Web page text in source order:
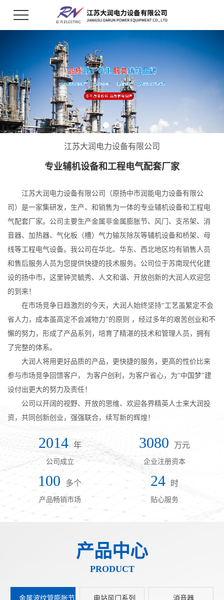
江苏大润电力设备有限公司
专业辅机设备和工程电气配套厂家
江苏大润电力设备有限公司（原扬中市润能电力设备有限公
司）是一家集研发，生产、和销售为一体的专业辅机设备和工程电
气配套厂家。公司主要生产金属非金属膨胀节、风门、支吊架、消
音器、加热器、气化板（槽）气力输灰除灰等辅机设备和桥架、母
线等工程电气设备。我公司在华北、华东、西北地区均有销售人员
和售后服务人员为您提供快捷的技术服务。公司位于苏南现代化建
设的扬中市，这里钟灵毓秀、人文和谐、开放创新的大润人欢迎您
的到来！
在市场竞争日趋激烈的今天，大润人始终坚持“工艺虽繁定不会
省人力，成本虽高定不会减物力”的原则 ，经过多年的艰苦创业和不
懈的努力，形成了产品系列，培育了精湛的技术和管理人员，拥有
了完整的体系。
大润人将用更好品质的产品，更快捷的服务，更高的性价比来
参与市场竞争回馈客户， 为客户创利，为客户省心，为“中国梦”建
设付出更大的努力及责任！
公司以开阔的视野、开放的思维、欢迎各界精英人士来大润投
资，共同创新创业，强强联合，续写新的辉煌！
2014 年
公司成立
3080 万元
企业注册资本
100 多个
产品畅销市场
24 时
贴心服务
产品中心
PRODUCT
金属波纹管膨胀节 电站风门系列 消音器